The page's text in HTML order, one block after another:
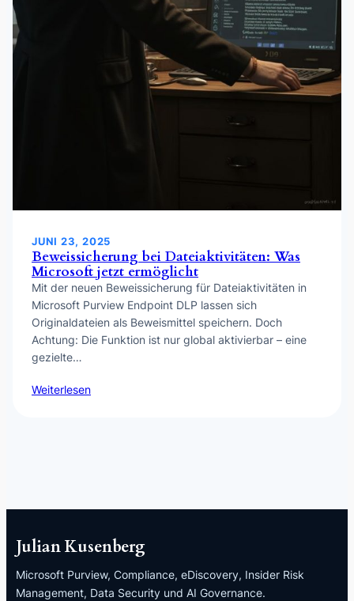
JUNI 23, 2025
Beweissicherung bei Dateiaktivitäten: Was
Microsoft jetzt ermöglicht
Mit der neuen Beweissicherung für Dateiaktivitäten in
Microsoft Purview Endpoint DLP lassen sich
Originaldateien als Beweismittel speichern. Doch
Achtung: Die Funktion ist nur global aktivierbar – eine
gezielte…
Weiterlesen
Julian Kusenberg
Microsoft Purview, Compliance, eDiscovery, Insider Risk
Management, Data Security und AI Governance.